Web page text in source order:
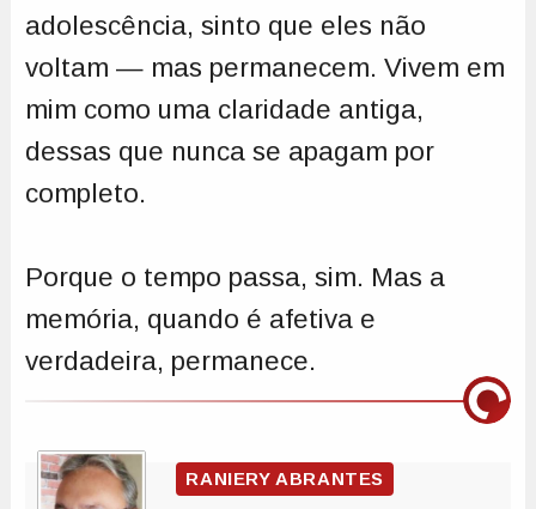
adolescência, sinto que eles não
voltam — mas permanecem. Vivem em
mim como uma claridade antiga,
dessas que nunca se apagam por
completo.
Porque o tempo passa, sim. Mas a
memória, quando é afetiva e
verdadeira, permanece.